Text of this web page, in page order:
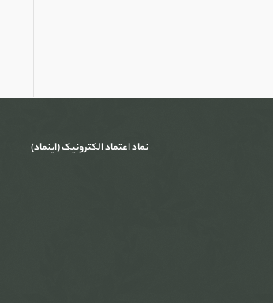
نماد اعتماد الکترونیک (اینماد)